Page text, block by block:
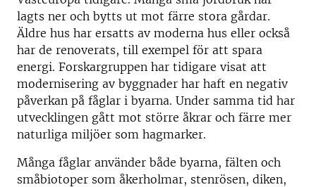
lagts ner och bytts ut mot färre stora gårdar.
Äldre hus har ersatts av moderna hus eller också
har de renoverats, till exempel för att spara
energi. Forskargruppen har tidigare visat att
modernisering av byggnader har haft en negativ
påverkan på fåglar i byarna. Under samma tid har
utvecklingen gått mot större åkrar och färre mer
naturliga miljöer som hagmarker.
Många fåglar använder både byarna, fälten och
småbiotoper som åkerholmar, stenrösen, diken,